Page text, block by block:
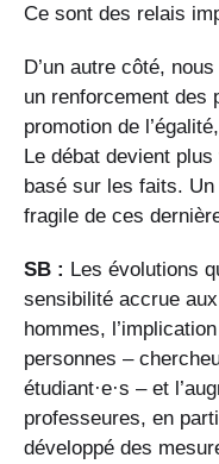
Ce sont des relais
D’un autre côté,
un renforcement des
promotion de
Le débat devient
basé sur les faits. Un
fragile de ces
SB : Les évolutions
sensibilité accrue
hommes,
personnes –
étudiant·e·s – et
professeures, en
développé des